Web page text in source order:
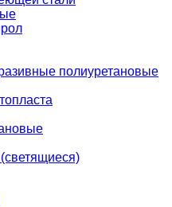
полиуретановые